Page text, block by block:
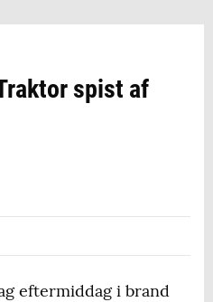
spist af
eftermiddag i brand